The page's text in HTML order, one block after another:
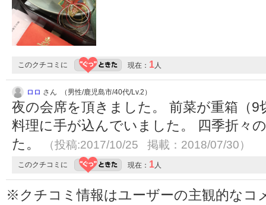
このクチコミに 現在： 1人
ロロ さん （男性/鹿児島市/40代/Lv.2）
夜の会席を頂きました。 前菜が重箱（
料理に手が込んでいました。 四季折々
た。
（投稿:2017/10/25 掲載：2018/07/30）
このクチコミに 現在： 1人
※クチコミ情報はユーザーの主観的なコ